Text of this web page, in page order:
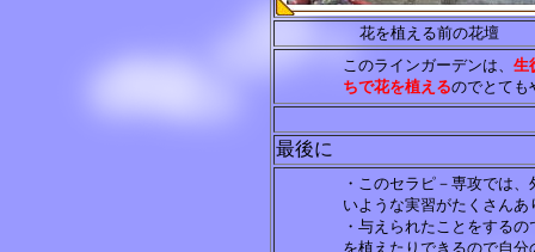
花を植える前の花壇
このラインガーデンは、 生
ちで花を植えるのでとても
最後に
・このセラピ－専攻では
いような実習がたくさんあ
・与えられたことをする
を植えたりできるので自分